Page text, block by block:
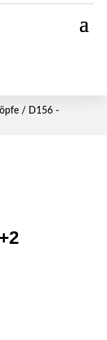
/ D156 -